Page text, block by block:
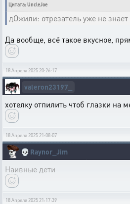
Цитата: UncleJoe
дОжили: отрезатель уже не знает
Да вообще, всё такое вкусное,
18 Апреля 2025 20:26:17
valeron23197_
хотелку отпилить чтоб глазки на
18 Апреля 2025 21:08:07
💀 Raynor_Jim
Наивные дети
18 Апреля 2025 21:17:39